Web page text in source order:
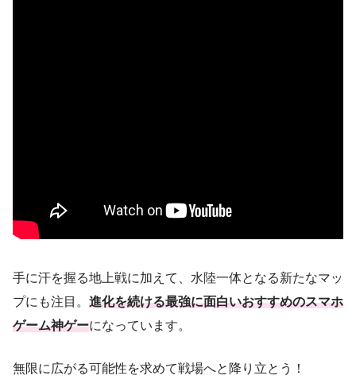
手に汗を握る地上戦に加えて、水陸一体となる新たなマッ
プにも注目。 進化を続ける最強に面白いおすすめのスマホ
ゲーム神ゲーになっています。
無限に広がる可能性を求めて戦場へと降り立とう！